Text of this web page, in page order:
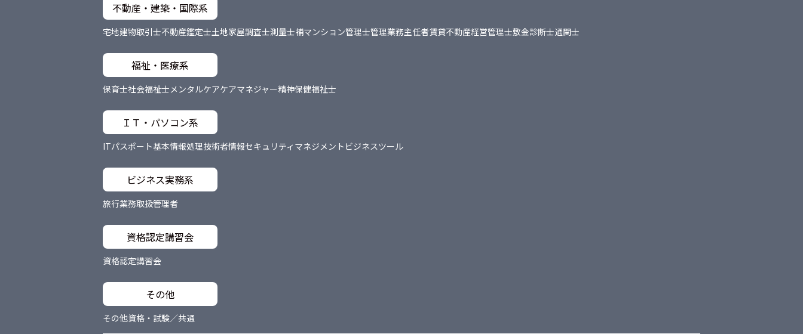
不動産・建築・国際系
宅地建物取引士不動産鑑定士土地家屋調査士測量士補マンション管理士管理業務主任者賃貸不動産経営管理士敷金診断士通関士
福祉・医療系
保育士社会福祉士メンタルケアケアマネジャー精神保健福祉士
ＩＴ・パソコン系
ITパスポート基本情報処理技術者情報セキュリティマネジメント ビジネスツール
ビジネス実務系
旅行業務取扱管理者
資格認定講習会
資格認定講習会
その他
その他資格・試験／共通